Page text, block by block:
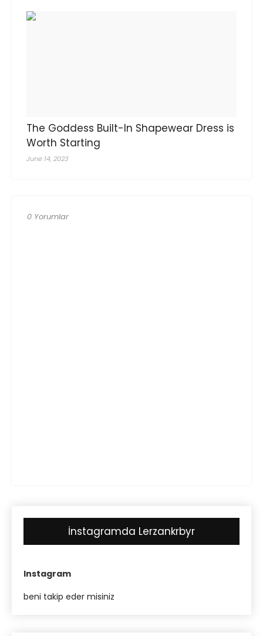
The Goddess Built-In Shapewear Dress is
Worth Starting
June 14, 2023
0 Yorumlar
İnstagramda Lerzankrbyr
Instagram
beni takip eder misiniz